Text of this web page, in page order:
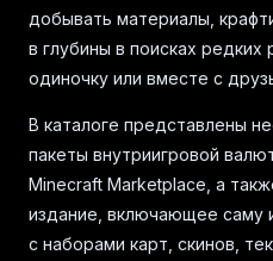
добывать материалы,
в глубины в поисках редких
одиночку или вместе с
В каталоге представлены
пакеты внутриигровой
Minecraft Marketplace, а
издание, включающее саму
с наборами карт, скинов,